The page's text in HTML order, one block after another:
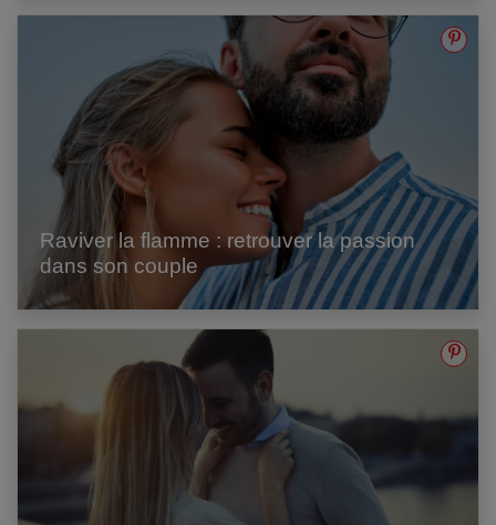
Raviver la flamme : retrouver la passion
dans son couple